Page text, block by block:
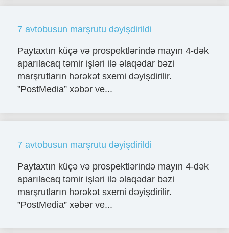
7 avtobusun marşrutu dəyişdirildi
Paytaxtın küçə və prospektlərində mayın 4-dək
aparılacaq təmir işləri ilə əlaqədar bəzi
marşrutların hərəkət sxemi dəyişdirilir.
”PostMedia” xəbər ve...
7 avtobusun marşrutu dəyişdirildi
Paytaxtın küçə və prospektlərində mayın 4-dək
aparılacaq təmir işləri ilə əlaqədar bəzi
marşrutların hərəkət sxemi dəyişdirilir.
”PostMedia” xəbər ve...